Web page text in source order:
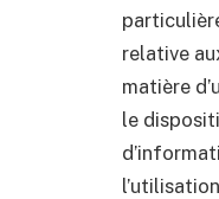
relative
matière
le